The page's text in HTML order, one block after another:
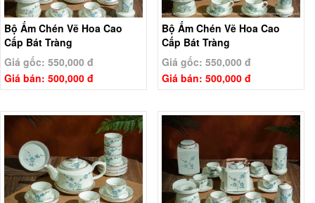
Bộ Ấm Chén Vẽ Hoa Cao
Cấp Bát Tràng
Giá gốc: 550,000 đ
Giá bán: 500,000 đ
Bộ Ấm Chén Vẽ Hoa Cao
Cấp Bát Tràng
Giá gốc: 550,000 đ
Giá bán: 500,000 đ